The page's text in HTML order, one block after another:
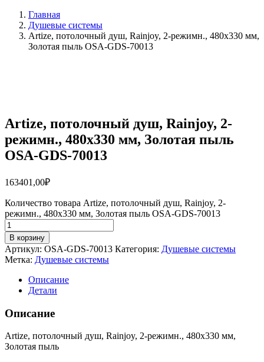
Главная
Душевые системы
Artize, потолочный душ, Rainjoy, 2-режимн., 480х330 мм,
Золотая пыль OSA-GDS-70013
Artize, потолочный душ, Rainjoy, 2-
режимн., 480х330 мм, Золотая пыль
OSA-GDS-70013
163401,00₽
Количество товара Artize, потолочный душ, Rainjoy, 2-
режимн., 480х330 мм, Золотая пыль OSA-GDS-70013
В корзину
Артикул: OSA-GDS-70013 Категория: Душевые системы
Метка: Душевые системы
Описание
Детали
Описание
Artize, потолочный душ, Rainjoy, 2-режимн., 480х330 мм,
Золотая пыль